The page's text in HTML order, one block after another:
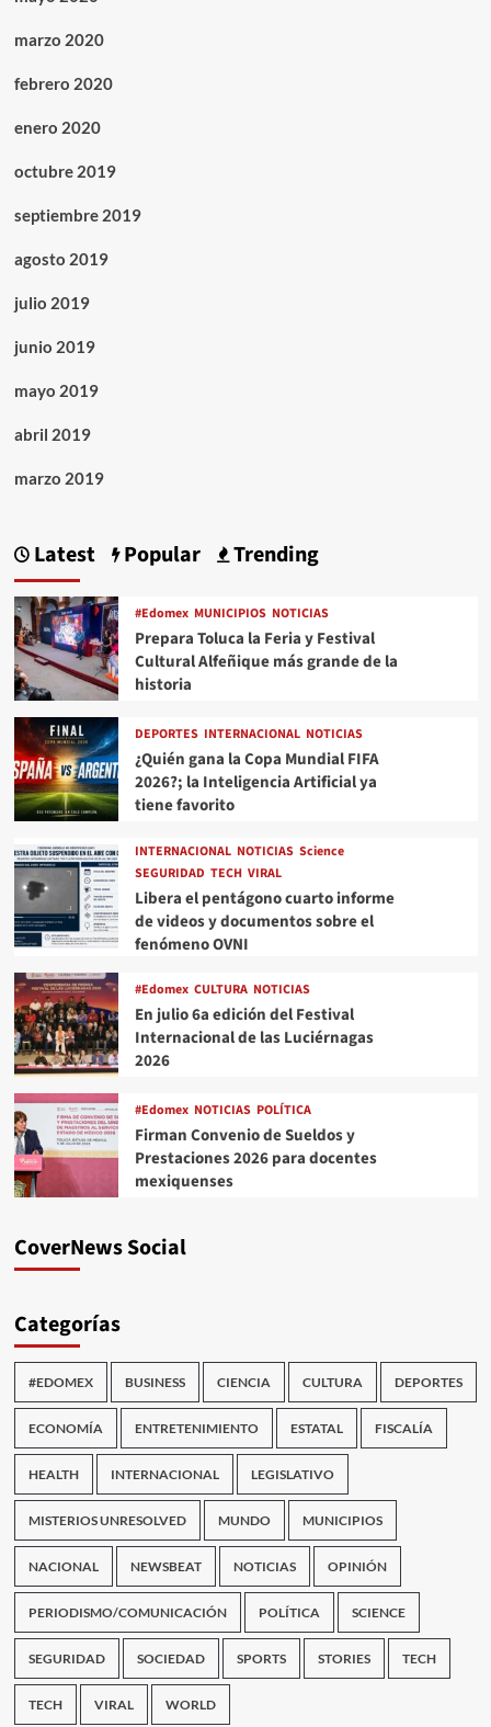
marzo 2020
febrero 2020
enero 2020
octubre 2019
septiembre 2019
agosto 2019
julio 2019
junio 2019
mayo 2019
abril 2019
marzo 2019
Latest Popular Trending
#Edomex MUNICIPIOS NOTICIAS
Prepara Toluca la Feria y Festival
Cultural Alfeñique más grande de la
historia
DEPORTES INTERNACIONAL NOTICIAS
¿Quién gana la Copa Mundial FIFA
2026?; la Inteligencia Artificial ya
tiene favorito
INTERNACIONAL NOTICIAS Science
SEGURIDAD TECH VIRAL
Libera el pentágono cuarto informe
de videos y documentos sobre el
fenómeno OVNI
#Edomex CULTURA NOTICIAS
En julio 6a edición del Festival
Internacional de las Luciérnagas
2026
#Edomex NOTICIAS POLÍTICA
Firman Convenio de Sueldos y
Prestaciones 2026 para docentes
mexiquenses
CoverNews Social
Categorías
#EDOMEX BUSINESS CIENCIA CULTURA DEPORTES
ECONOMÍA ENTRETENIMIENTO ESTATAL FISCALÍA
HEALTH INTERNACIONAL LEGISLATIVO
MISTERIOS UNRESOLVED MUNDO MUNICIPIOS
NACIONAL NEWSBEAT NOTICIAS OPINIÓN
PERIODISMO/COMUNICACIÓN POLÍTICA SCIENCE
SEGURIDAD SOCIEDAD SPORTS STORIES TECH
TECH VIRAL WORLD